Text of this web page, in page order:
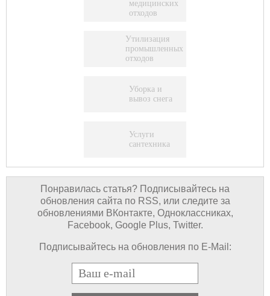
медицинских
отходов
Утилизация
промышленных
отходов
Уборка и
вывоз снега
Услуги
сантехника
Понравилась статья? Подписывайтесь на
обновления сайта по RSS, или следите за
обновлениями ВКонтакте, Одноклассниках,
Facebook, Google Plus, Twitter.
Подписывайтесь на обновления по E-Mail:
E-mail